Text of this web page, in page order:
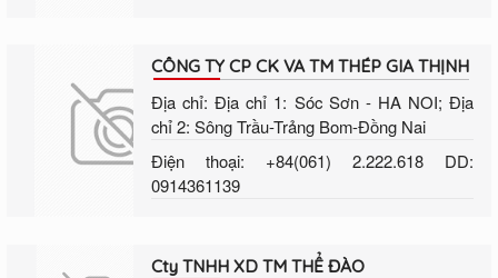
CÔNG TY CP CK VA TM THÉP GIA THỊNH
Địa chỉ: Địa chỉ 1: Sóc Sơn - HA NOI; Địa
chỉ 2: Sông Trầu-Trảng Bom-Đồng Nai
Điện thoại: +84(061) 2.222.618 DD:
0914361139
Cty TNHH XD TM THỂ ĐÀO